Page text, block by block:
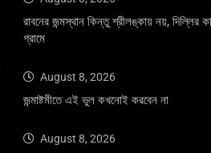
রাবনের জন্মস্থান কিন্তু শ্রীলঙ্কায় নয়, দিল্লির
গ্রামে
August 8, 2026
জন্মাষ্টমীতে এই ভুল কখনোই করবেন না
August 8, 2026